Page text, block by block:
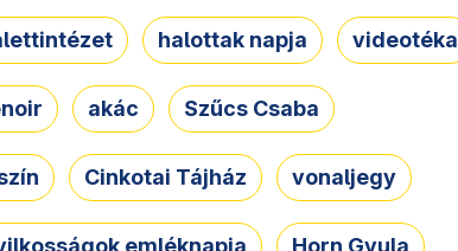
halottak napja videotéka
akác Szűcs Csaba
Cinkotai Tájház vonaljegy
emléknapja Horn Gyula